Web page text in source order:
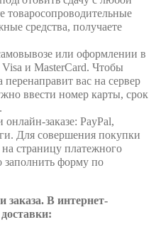
средства, получаете
или оформлении в
и MasterCard. Чтобы
вас на сервер
ввести номер карты, срок
заказе: PayPal,
Для совершения покупки
страницу платежного
заполнить форму по
заказа. В интернет-